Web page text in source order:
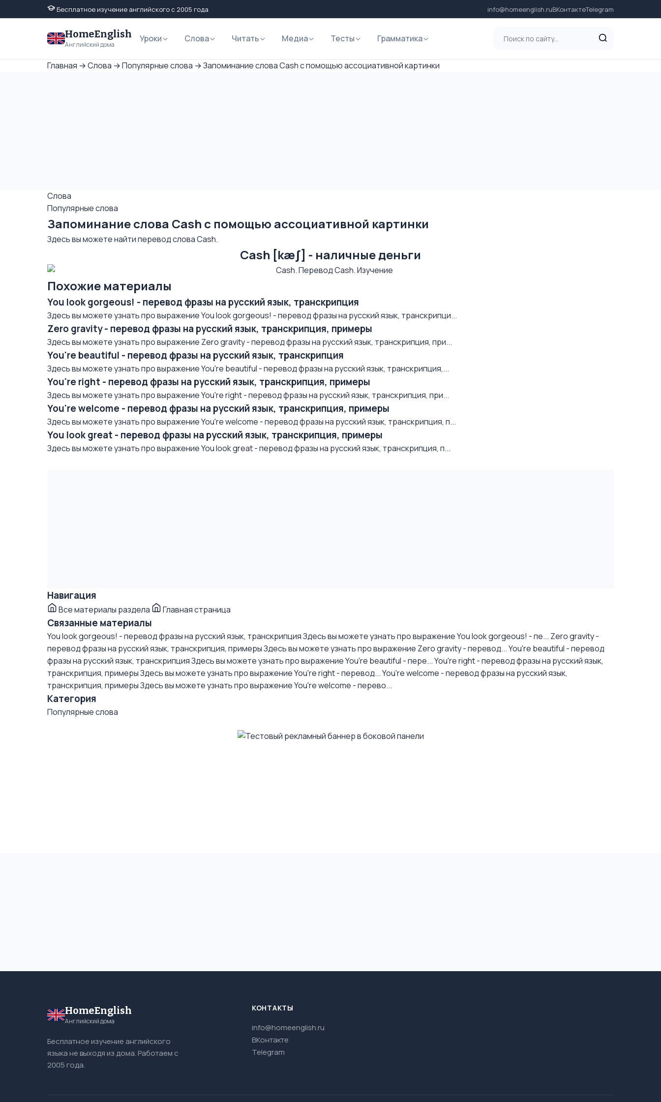
Бесплатное изучение английского с 2005 года info@homeenglish.ruВКонтактеTelegram
HomeEnglish
Английский дома
Уроки Слова Читать Медиа Тесты Грамматика
Главная →Слова →Популярные слова →Запоминание слова Cash с помощью ассоциативной картинки
Слова
Популярные слова
Запоминание слова Cash с помощью ассоциативной картинки
Здесь вы можете найти перевод слова Cash.
Cash [kæʃ] - наличные деньги
Похожие материалы
You look gorgeous! - перевод фразы на русский язык, транскрипция
Здесь вы можете узнать про выражение You look gorgeous! - перевод фразы на русский язык, транскрипци...
Zero gravity - перевод фразы на русский язык, транскрипция, примеры
Здесь вы можете узнать про выражение Zero gravity - перевод фразы на русский язык, транскрипция, при...
You're beautiful - перевод фразы на русский язык, транскрипция
Здесь вы можете узнать про выражение You're beautiful - перевод фразы на русский язык, транскрипция,...
You're right - перевод фразы на русский язык, транскрипция, примеры
Здесь вы можете узнать про выражение You're right - перевод фразы на русский язык, транскрипция, при...
You're welcome - перевод фразы на русский язык, транскрипция, примеры
Здесь вы можете узнать про выражение You're welcome - перевод фразы на русский язык, транскрипция, п...
You look great - перевод фразы на русский язык, транскрипция, примеры
Здесь вы можете узнать про выражение You look great - перевод фразы на русский язык, транскрипция, п...
Навигация
Все материалы раздела Главная страница
Связанные материалы
You look gorgeous! - перевод фразы на русский язык, транскрипцияЗдесь вы можете узнать про выражение You look gorgeous! - пе... Zero gravity -
перевод фразы на русский язык, транскрипция, примерыЗдесь вы можете узнать про выражение Zero gravity - перевод...You're beautiful - перевод
фразы на русский язык, транскрипцияЗдесь вы можете узнать про выражение You're beautiful - пере...You're right - перевод фразы на русский язык,
транскрипция, примерыЗдесь вы можете узнать про выражение You're right - перевод...You're welcome - перевод фразы на русский язык,
транскрипция, примерыЗдесь вы можете узнать про выражение You're welcome - перево...
Категория
Популярные слова
HomeEnglish
Английский дома
Бесплатное изучение английского
языка не выходя из дома. Работаем с
2005 года.
КОНТАКТЫ
info@homeenglish.ru
ВКонтакте
Telegram